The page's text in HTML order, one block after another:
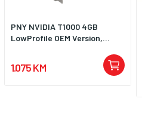
PNY NVIDIA T1000 4GB
LowProfile OEM Version,...
1.075 KM